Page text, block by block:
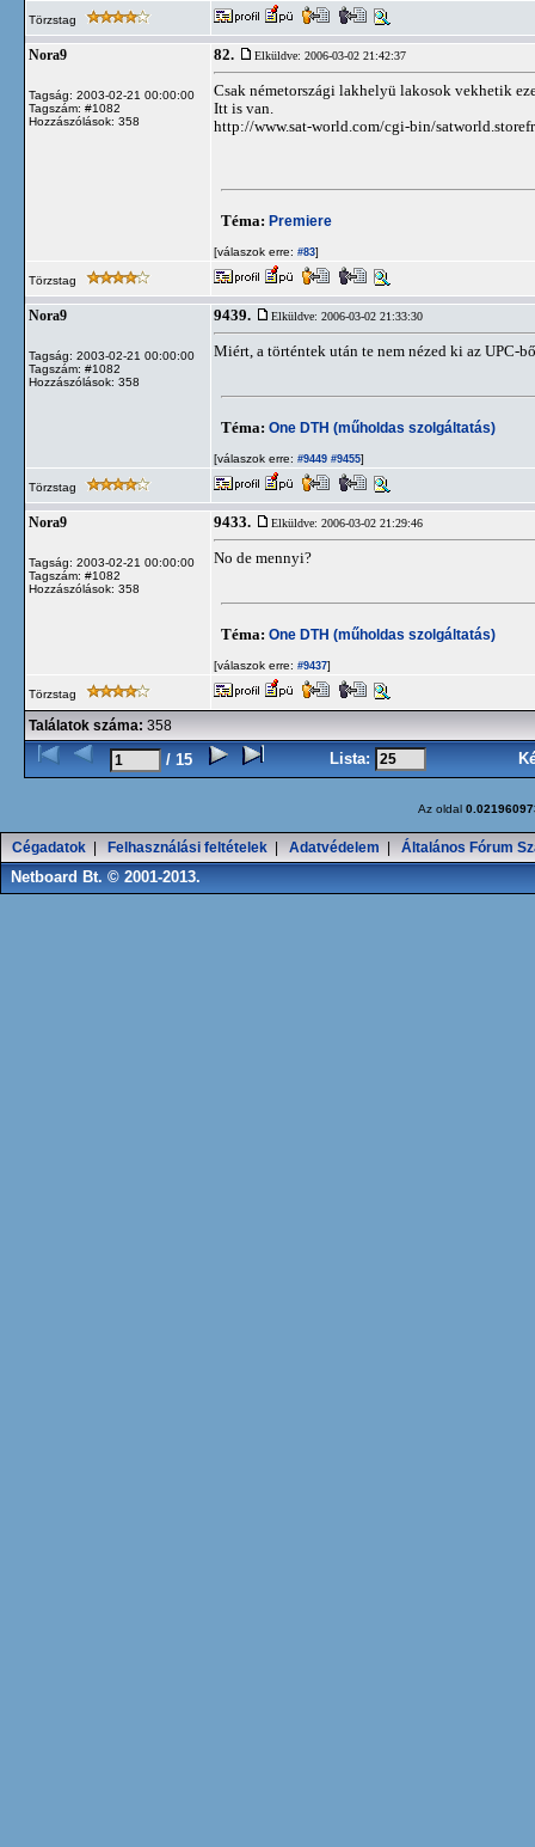
Törzstag
Nora9
Tagság: 2003-02-21 00:00:00
Tagszám: #1082
Hozzászólások: 358
82. Elküldve: 2006-03-02 21:42:37
Csak németországi lakhelyü lakosok vekhetik
Itt is van.
http://www.sat-world.com/cgi-bin/
Téma: Premiere
[válaszok erre: #83]
Törzstag
Nora9
Tagság: 2003-02-21 00:00:00
Tagszám: #1082
Hozzászólások: 358
9439. Elküldve: 2006-03-02 21:33:30
Miért, a történtek után te nem nézed ki az UPC-
Téma: One DTH (műholdas szolgáltatás)
[válaszok erre: #9449 #9455]
Törzstag
Nora9
Tagság: 2003-02-21 00:00:00
Tagszám: #1082
Hozzászólások: 358
9433. Elküldve: 2006-03-02 21:29:46
No de mennyi?
Téma: One DTH (műholdas szolgáltatás)
[válaszok erre: #9437]
Törzstag
Találatok száma: 358
/ 15 Lista:
Az oldal
Cégadatok Felhasználási feltételek Adatvédelem Általános Fórum
Netboard Bt. © 2001-2013.